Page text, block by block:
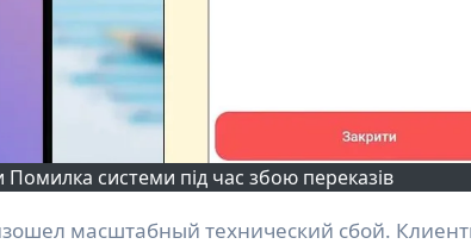
системи під час збою переказів